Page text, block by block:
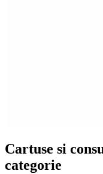
Cartuse si
categorie